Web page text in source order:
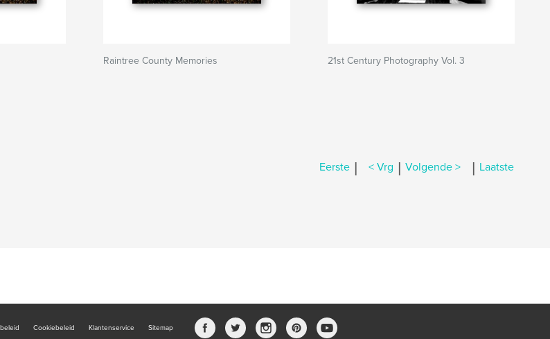
Raintree County Memories 21st Century Photography Vol. 3
Eerste | < Vrg | Volgende > | Laatste
Cookiebeleid Klantenservice Sitemap